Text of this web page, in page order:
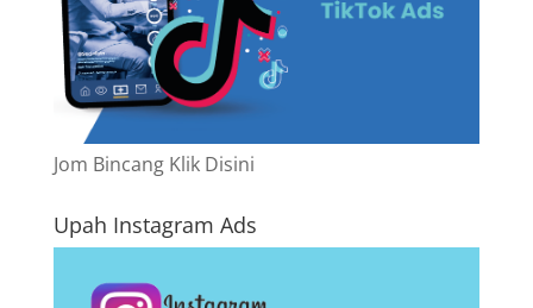
Jom Bincang Klik Disini
Upah Instagram Ads